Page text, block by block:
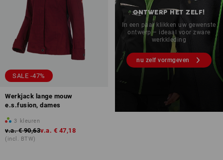
SALE -47%
Werkjack lange mouw
e.s.fusion, dames
3 kleuren
v.a. € 90,63v.a. € 47,18
(incl. BTW)
ONTWERP HET ZELF!
In een paar klikken uw gewenste
ontwerp – ideaal voor zware
werkkleding
nu zelf vormgeven